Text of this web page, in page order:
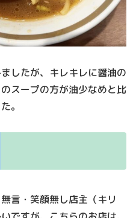
したが、キレキレに醤油の
スープの方が油少なめと比
。
言・笑顔無し店主（キリ